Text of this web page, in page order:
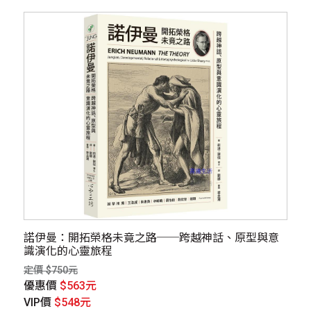
諾伊曼：開拓榮格未竟之路──跨越神話、原型與意
識演化的心靈旅程
定價 $750元
優惠價 $563元
VIP價 $548元